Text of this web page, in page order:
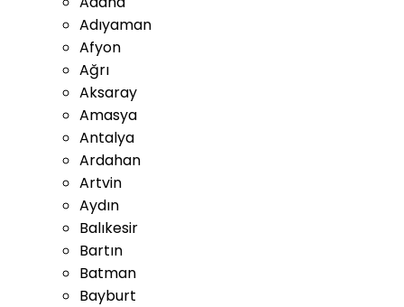
Adıyaman
Afyon
Ağrı
Aksaray
Amasya
Antalya
Ardahan
Artvin
Aydın
Balıkesir
Bartın
Batman
Bayburt